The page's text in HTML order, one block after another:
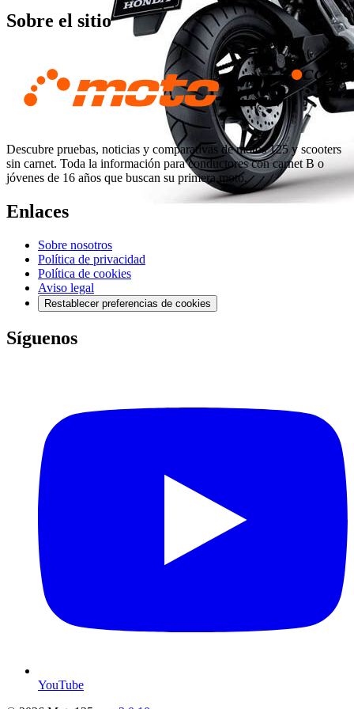
Sobre el sitio
Descubre pruebas, noticias y comparativas de motos 125 y scooters
sin carnet. Toda la información para conductores con carnet B o
jóvenes de 16 años que buscan su primera moto.
Enlaces
Sobre nosotros
Política de privacidad
Política de cookies
Aviso legal
Restablecer preferencias de cookies
Síguenos
YouTube